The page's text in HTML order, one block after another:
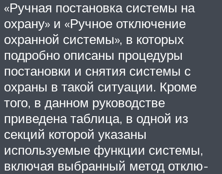
«Ручная постановка системы на
охрану» и «Ручное отключение
охранной системы», в которых
подробно описаны процедуры
постановки и снятия системы с
охраны в такой ситуации. Кроме
того, в данном руководстве
приведена таблица, в одной из
секций которой указаны
используемые функции системы,
включая выбранный метод отклю-